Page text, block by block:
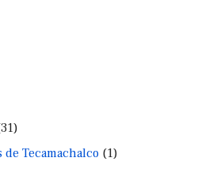
Tecamachalco (1)